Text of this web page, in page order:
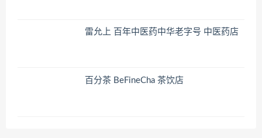
雷允上 百年中医药中华老字号 中医药店
百分茶 BeFineCha 茶饮店